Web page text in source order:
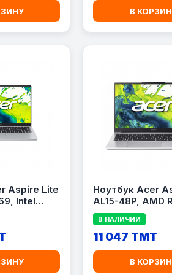
В
Aspire Lite
Intel
16GB
Silver
Ноутбук Acer
AL15-48P, AMD
5825U, 8GB RAM,
SSD, 15.6\&quot;
Silver
В НАЛИЧИИ
11 047 TMT
В